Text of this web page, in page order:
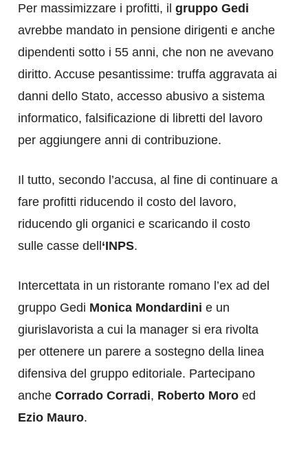
Per massimizzare i profitti, il gruppo Gedi
avrebbe mandato in pensione dirigenti e anche
dipendenti sotto i 55 anni, che non ne avevano
diritto. Accuse pesantissime: truffa aggravata ai
danni dello Stato, accesso abusivo a sistema
informatico, falsificazione di libretti del lavoro
per aggiungere anni di contribuzione.
Il tutto, secondo l’accusa, al fine di continuare a
fare profitti riducendo il costo del lavoro,
riducendo gli organici e scaricando il costo
sulle casse dell‘INPS.
Intercettata in un ristorante romano l’ex ad del
gruppo Gedi Monica Mondardini e un
giurislavorista a cui la manager si era rivolta
per ottenere un parere a sostegno della linea
difensiva del gruppo editoriale. Partecipano
anche Corrado Corradi, Roberto Moro ed
Ezio Mauro.